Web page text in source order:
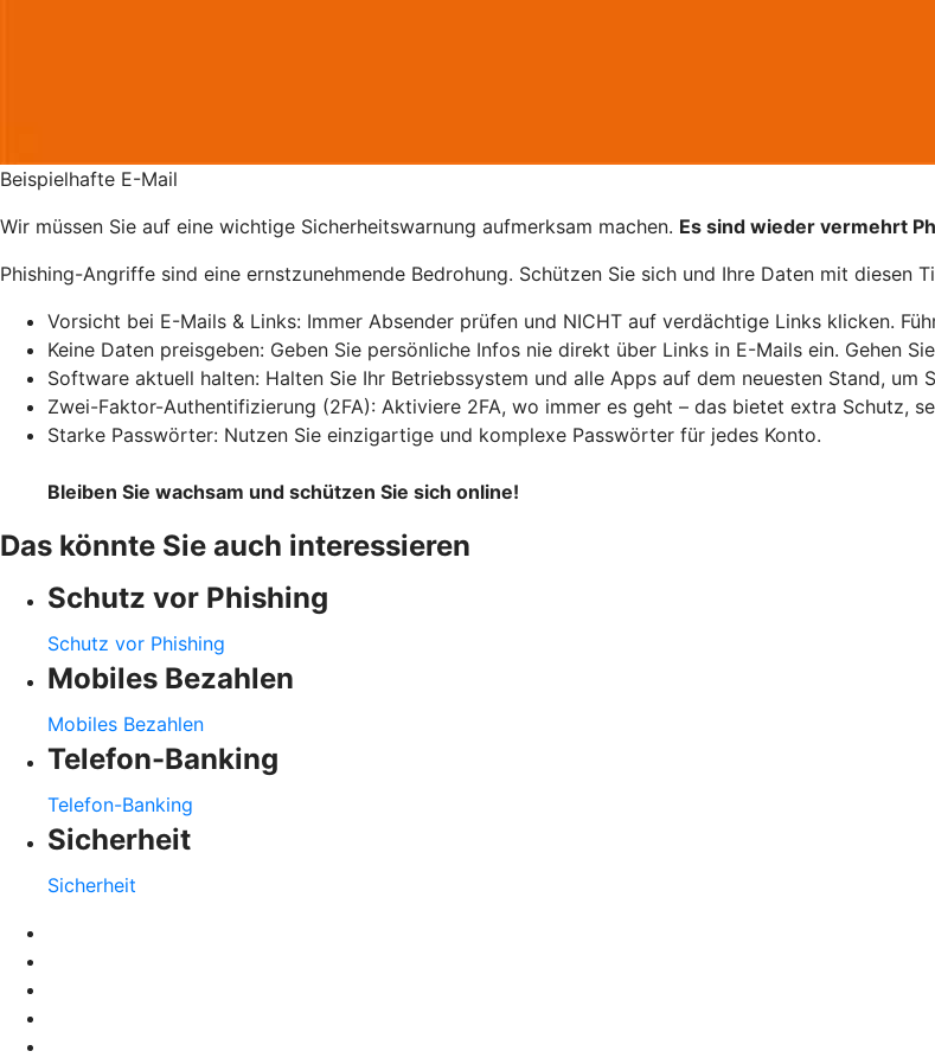
Beispielhafte E-Mail
Wir müssen Sie auf eine wichtige Sicherheitswarnung aufmerksam machen. Es sind wieder vermehrt
Phishing-Angriffe sind eine ernstzunehmende Bedrohung. Schützen Sie sich und Ihre Daten mit diesen
Vorsicht bei E-Mails & Links: Immer Absender prüfen und NICHT auf verdächtige Links klicken.
Keine Daten preisgeben: Geben Sie persönliche Infos nie direkt über Links in E-Mails ein. Gehen
Software aktuell halten: Halten Sie Ihr Betriebssystem und alle Apps auf dem neuesten Stand, um
Zwei-Faktor-Authentifizierung (2FA): Aktiviere 2FA, wo immer es geht – das bietet extra Schutz,
Starke Passwörter: Nutzen Sie einzigartige und komplexe Passwörter für jedes Konto.
Bleiben Sie wachsam und schützen Sie sich online!
Das könnte Sie auch interessieren
Schutz vor Phishing
Schutz vor Phishing
Mobiles Bezahlen
Mobiles Bezahlen
Telefon-Banking
Telefon-Banking
Sicherheit
Sicherheit